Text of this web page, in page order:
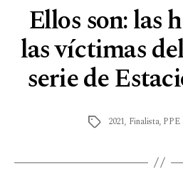
Ellos son: las
las víctimas
serie de
2021, Finalista,